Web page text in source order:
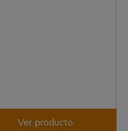
Ver producto